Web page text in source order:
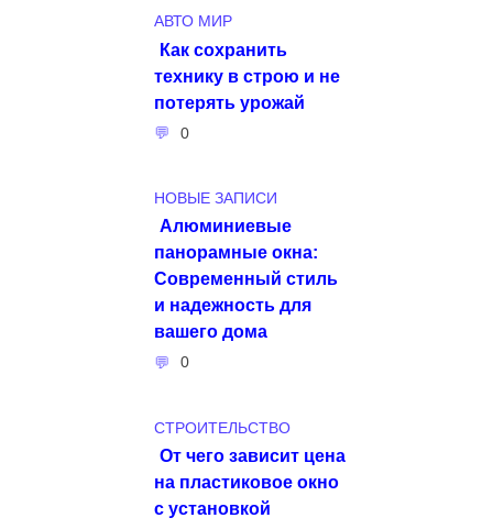
АВТО МИР
Как сохранить
технику в строю и не
потерять урожай
0
НОВЫЕ ЗАПИСИ
Алюминиевые
панорамные окна:
Современный стиль
и надежность для
вашего дома
0
СТРОИТЕЛЬСТВО
От чего зависит цена
на пластиковое окно
с установкой